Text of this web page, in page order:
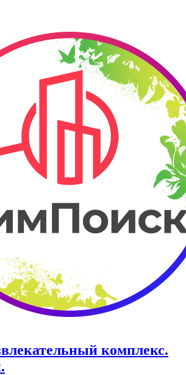
комплекс.